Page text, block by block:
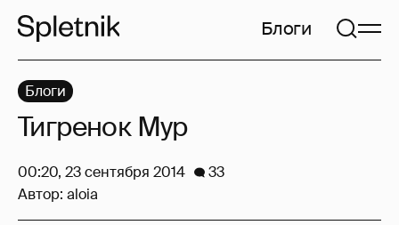
Блоги
Блоги
Тигренок Мур
00:20, 23 сентября 2014
33
Автор: aloia